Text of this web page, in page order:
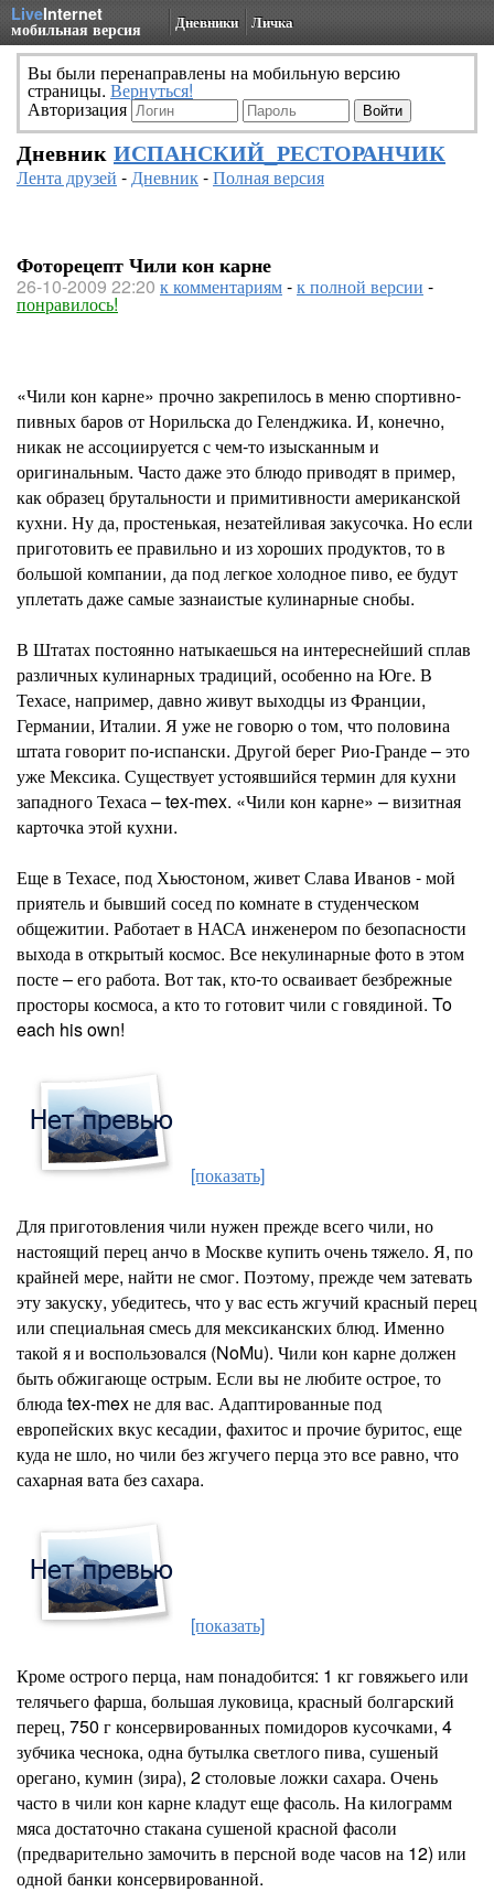
LiveInternet
мобильная версия Дневники Личка
Вы были перенаправлены на мобильную версию
страницы. Вернуться!
Авторизация
Дневник ИСПАНСКИЙ_РЕСТОРАНЧИК
Лента друзей -Дневник-Полная версия
Фоторецепт Чили кон карне
26-10-2009 22:20 к комментариям-к полной версии -
понравилось!
«Чили кон карне» прочно закрепилось в меню спортивно-
пивных баров от Норильска до Геленджика. И, конечно,
никак не ассоциируется с чем-то изысканным и
оригинальным. Часто даже это блюдо приводят в пример,
как образец брутальности и примитивности американской
кухни. Ну да, простенькая, незатейливая закусочка. Но если
приготовить ее правильно и из хороших продуктов, то в
большой компании, да под легкое холодное пиво, ее будут
уплетать даже самые зазнаистые кулинарные снобы.
В Штатах постоянно натыкаешься на интереснейший сплав
различных кулинарных традиций, особенно на Юге. В
Техасе, например, давно живут выходцы из Франции,
Германии, Италии. Я уже не говорю о том, что половина
штата говорит по-испански. Другой берег Рио-Гранде – это
уже Мексика. Существует устоявшийся термин для кухни
западного Техаса – tex-mex. «Чили кон карне» – визитная
карточка этой кухни.
Еще в Техасе, под Хьюстоном, живет Слава Иванов - мой
приятель и бывший сосед по комнате в студенческом
общежитии. Работает в НАСА инженером по безопасности
выхода в открытый космос. Все некулинарные фото в этом
посте – его работа. Вот так, кто-то осваивает безбрежные
просторы космоса, а кто то готовит чили с говядиной. To
each his own!
[показать]
Для приготовления чили нужен прежде всего чили, но
настоящий перец анчо в Москве купить очень тяжело. Я, по
крайней мере, найти не смог. Поэтому, прежде чем затевать
эту закуску, убедитесь, что у вас есть жгучий красный перец
или специальная смесь для мексиканских блюд. Именно
такой я и воспользовался (NoMu). Чили кон карне должен
быть обжигающе острым. Если вы не любите острое, то
блюда tex-mex не для вас. Адаптированные под
европейских вкус кесадии, фахитос и прочие буритос, еще
куда не шло, но чили без жгучего перца это все равно, что
сахарная вата без сахара.
[показать]
Кроме острого перца, нам понадобится: 1 кг говяжьего или
телячьего фарша, большая луковица, красный болгарский
перец, 750 г консервированных помидоров кусочками, 4
зубчика чеснока, одна бутылка светлого пива, сушеный
орегано, кумин (зира), 2 столовые ложки сахара. Очень
часто в чили кон карне кладут еще фасоль. На килограмм
мяса достаточно стакана сушеной красной фасоли
(предварительно замочить в персной воде часов на 12) или
одной банки консервированной.